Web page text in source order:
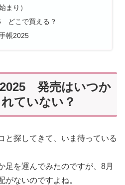
まり）
どこで買える？
帳2025
発売はいつか
ていない？
と探してきて、いま待っている
足を運んでみたのですが、8月
がないのですよね。